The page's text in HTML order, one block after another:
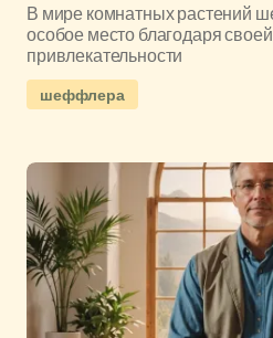
В мире комнатных растений
особое место благодаря
привлекательности
шеффлера